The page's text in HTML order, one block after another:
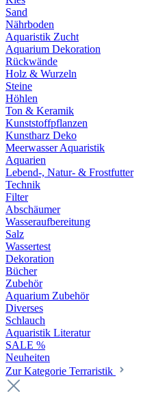
Sand
Nährboden
Aquaristik Zucht
Aquarium Dekoration
Rückwände
Holz & Wurzeln
Steine
Höhlen
Ton & Keramik
Kunststoffpflanzen
Kunstharz Deko
Meerwasser Aquaristik
Aquarien
Lebend-, Natur- & Frostfutter
Technik
Filter
Abschäumer
Wasseraufbereitung
Salz
Wassertest
Dekoration
Bücher
Zubehör
Aquarium Zubehör
Diverses
Schlauch
Aquaristik Literatur
SALE %
Neuheiten
Zur Kategorie Terraristik